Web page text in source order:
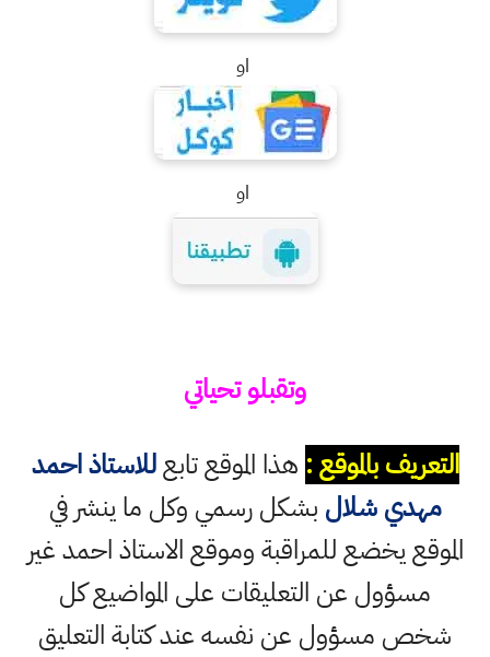
او
او
وتقبلو تحياتي
التعريف بالموقع : هذا الموقع تابعللاستاذ احمد
مهدي شلال بشكل رسمي وكل ما ينشر في
الموقع يخضع للمراقبة وموقع الاستاذ احمد غير
مسؤول عن التعليقات على المواضيع كل
شخص مسؤول عن نفسه عند كتابة التعليق